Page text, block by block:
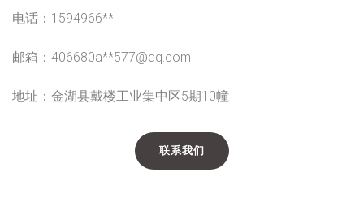
电话：1594966**
邮箱：406680a**577@qq.com
地址：金湖县戴楼工业集中区5期10幢
联系我们